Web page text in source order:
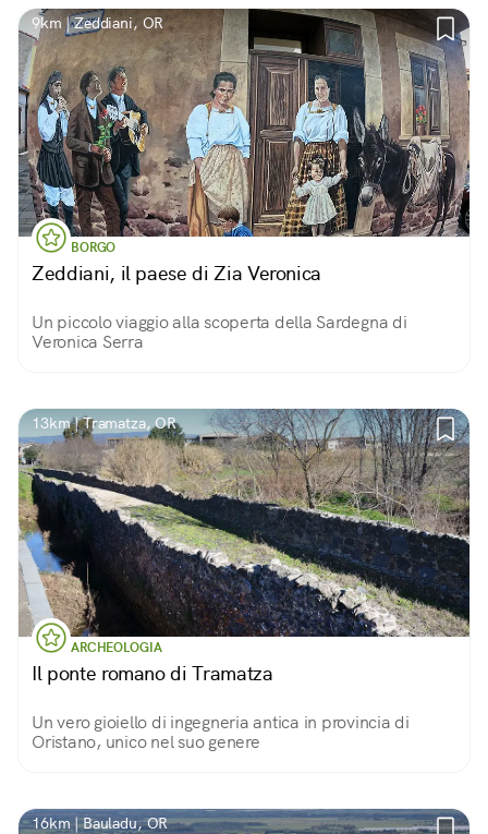
9km | Zeddiani, OR
BORGO
Zeddiani, il paese di Zia Veronica
Un piccolo viaggio alla scoperta della Sardegna di
Veronica Serra
13km | Tramatza, OR
ARCHEOLOGIA
Il ponte romano di Tramatza
Un vero gioiello di ingegneria antica in provincia di
Oristano, unico nel suo genere
16km | Bauladu, OR